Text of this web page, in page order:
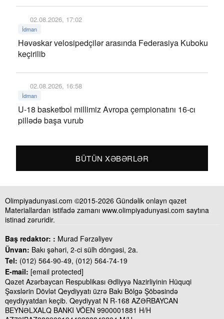
02.08.2026, 17:02
İdman
Həvəskar velosipedçilər arasında Federasiya Kuboku
keçirilib
02.08.2026, 16:58
İdman
U-18 basketbol millimiz Avropa çempionatını 16-cı
pillədə başa vurub
BÜTÜN XƏBƏRLƏR
Olimpiyadunyasi.com ©2015-2026 Gündəlik onlayn qəzet
Materiallardan istifadə zamanı www.olimpiyadunyasi.com saytına
istinad zəruridir.
Baş redaktor: : Murad Fərzəliyev
Ünvan: Bakı şəhəri, 2-ci sülh döngəsi, 2a.
Tel: (012) 564-90-49, (012) 564-74-19
E-mail: [email protected]
Qəzet Azərbaycan Respublikası Ədliyyə Nazirliyinin Hüquqi
Şəxslərin Dövlət Qeydiyyatı üzrə Bakı Bölgə Şöbəsində
qeydiyyatdan keçib. Qeydiyyat N R-168 AZƏRBAYCAN
BEYNƏLXALQ BANKI VÖEN 9900001881 H/H